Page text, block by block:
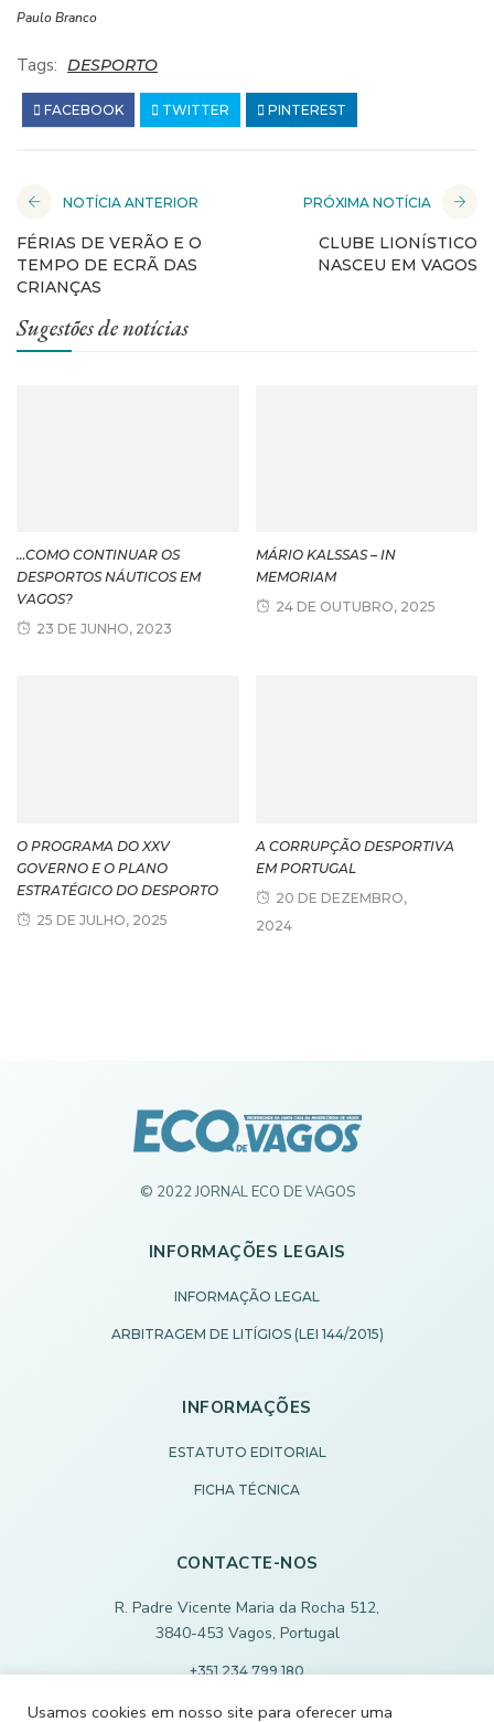
Paulo Branco
Tags: DESPORTO
FACEBOOK TWITTER PINTEREST
NOTÍCIA ANTERIOR
FÉRIAS DE VERÃO E O
TEMPO DE ECRÃ DAS
CRIANÇAS
PRÓXIMA NOTÍCIA
CLUBE LIONÍSTICO
NASCEU EM VAGOS
Sugestões de notícias
…COMO CONTINUAR OS
DESPORTOS NÁUTICOS EM
VAGOS?
23 DE JUNHO, 2023
MÁRIO KALSSAS – IN
MEMORIAM
24 DE OUTUBRO, 2025
O PROGRAMA DO XXV
GOVERNO E O PLANO
ESTRATÉGICO DO DESPORTO
25 DE JULHO, 2025
A CORRUPÇÃO DESPORTIVA
EM PORTUGAL
20 DE DEZEMBRO,
2024
© 2022 JORNAL ECO DE VAGOS
INFORMAÇÕES LEGAIS
INFORMAÇÃO LEGAL
ARBITRAGEM DE LITÍGIOS (LEI 144/2015)
INFORMAÇÕES
ESTATUTO EDITORIAL
FICHA TÉCNICA
CONTACTE-NOS
R. Padre Vicente Maria da Rocha 512,
3840-453 Vagos, Portugal
+351 234 799 180
Usamos cookies em nosso site para oferecer uma